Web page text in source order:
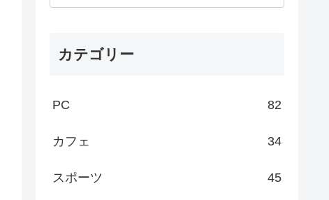
カテゴリー
PC 82
カフェ 34
スポーツ 45